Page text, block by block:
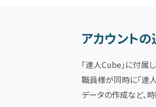
アカウント
「達人Cube」に付属
職員様が同時に「達
データの作成など、